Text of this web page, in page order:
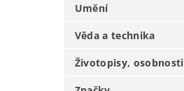
Umění
Věda a technika
Životopisy, osobnosti